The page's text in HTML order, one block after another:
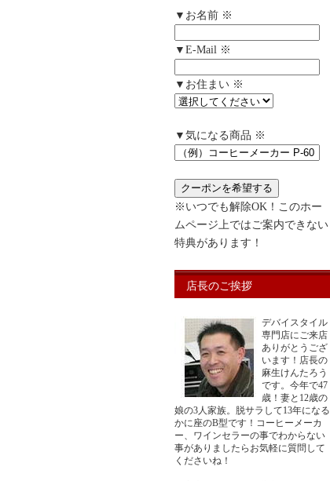
▼お名前 ※
▼E-Mail ※
▼お住まい ※
▼気になる商品 ※
※いつでも解除OK！このホー
ムページ上ではご案内できない
特典があります！
店長のご挨拶
デバイスタイル
専門店にご来店
ありがとうござ
います！店長の
麻生けんたろう
です。今年で47
歳！妻と12歳の
娘の3人家族。脱サラして13年になる
かに座のB型です！コーヒーメーカ
ー、ワインセラーの事でわからない
事がありましたらお気軽に質問して
くださいね！